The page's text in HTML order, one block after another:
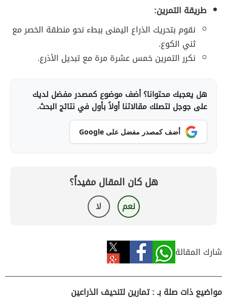
طريقة التمرين:
نقوم بتحريك الذراع اليمنى ببطء نحو منطقة الخصر مع
ثني الكوع.
نكرر التمرين خمس عشرة مرة مع تبديل الأذرع.
هل يعجبك محتوانا؟ أضف موضوع كمصدر مفضل لديك
على جوجل لتصلك مقالاتنا أولاً بأول في نتائج البحث.
أضف كمصدر مفضل على Google
هل كان المقال مفيداً؟
نعم لا
شارك المقالة
مواضيع ذات صلة بـ : تمارين لتنحيف الذراعين